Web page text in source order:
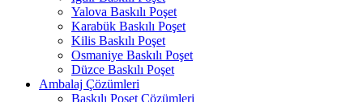
Yalova Baskılı Poşet
Karabük Baskılı Poşet
Kilis Baskılı Poşet
Osmaniye Baskılı Poşet
Düzce Baskılı Poşet
Ambalaj Çözümleri
Baskılı Poşet Çözümleri